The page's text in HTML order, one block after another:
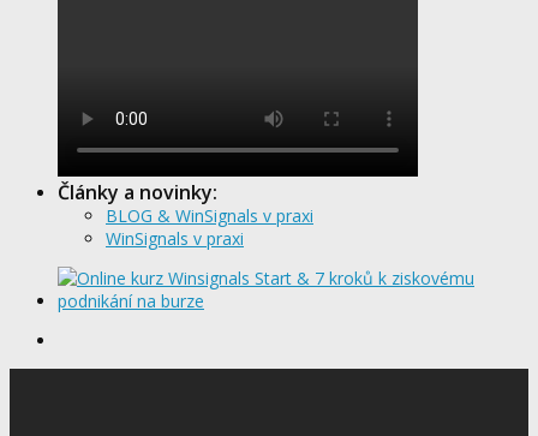
Články a novinky:
BLOG & WinSignals v praxi
WinSignals v praxi